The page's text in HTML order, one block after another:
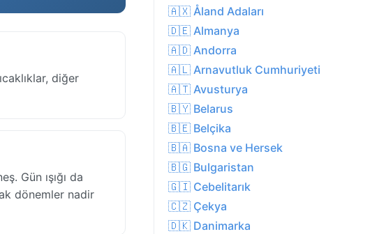
diğer
Gün ışığı da
dönemler nadir
🇦🇽 Åland Adaları
🇩🇪 Almanya
🇦🇩 Andorra
🇦🇱 Arnavutluk Cumhuriyeti
🇦🇹 Avusturya
🇧🇾 Belarus
🇧🇪 Belçika
🇧🇦 Bosna ve Hersek
🇧🇬 Bulgaristan
🇬🇮 Cebelitarık
🇨🇿 Çekya
🇩🇰 Danimarka